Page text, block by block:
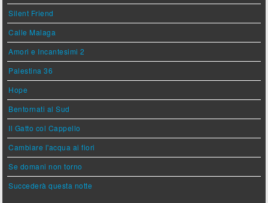
Silent Friend
Calle Malaga
Amori e Incantesimi 2
Palestina 36
Hope
Bentornati al Sud
Il Gatto col Cappello
Cambiare l'acqua ai fiori
Se domani non torno
Succederà questa notte